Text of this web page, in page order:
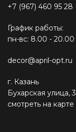
+7 (967) 460 95 28
График работы:
пн-вс: 8.00 - 20.00
decor@april-opt.ru
г. Казань
Бухарская улица, 3
смотреть на карте